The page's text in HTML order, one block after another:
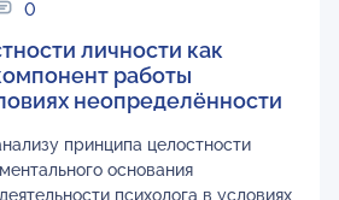
0
личности как
работы
неопределённости
принципа целостности
основания
психолога в условиях